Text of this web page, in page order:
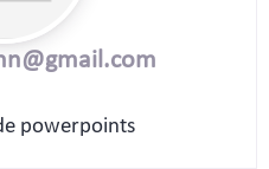
powerpoints